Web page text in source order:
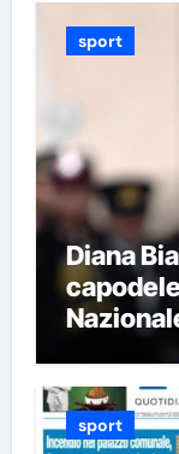
sport
Diana
sport